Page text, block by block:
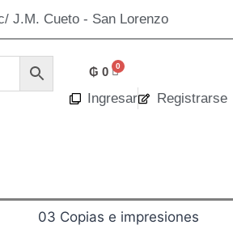
J.M. Cueto - San Lorenzo
₲ 0
Ingresar Registrarse